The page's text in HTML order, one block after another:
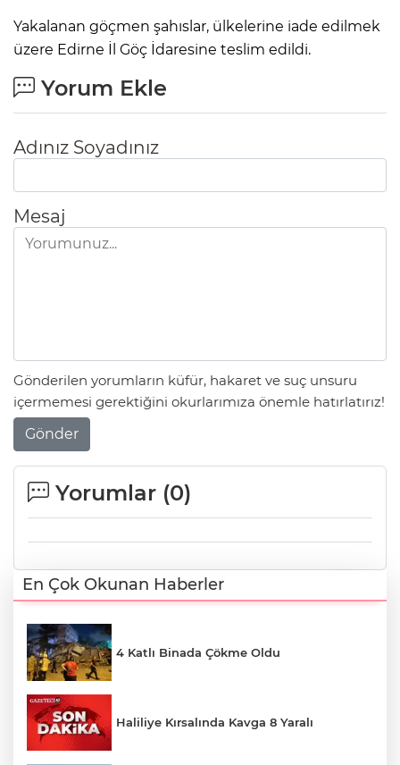
Yakalanan göçmen şahıslar, ülkelerine iade edilmek
üzere Edirne İl Göç İdaresine teslim edildi.
Yorum Ekle
Adınız Soyadınız
Mesaj
Gönderilen yorumların küfür, hakaret ve suç unsuru
içermemesi gerektiğini okurlarımıza önemle hatırlatırız!
Gönder
Yorumlar (0)
En Çok Okunan Haberler
4 Katlı Binada Çökme Oldu
Haliliye Kırsalında Kavga 8 Yaralı